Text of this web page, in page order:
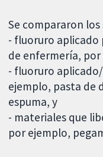
Se compararon
- fluoruro
de enfermería,
- fluoruro
ejemplo, pasta de
espuma, y
- materiales que
por ejemplo,